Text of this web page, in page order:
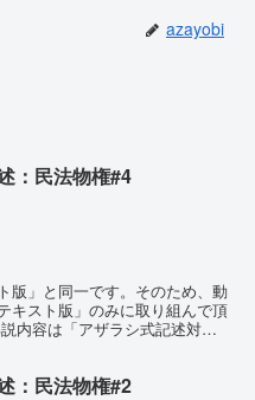
azayobi
：民法物権#4
版」と同一です。そのため、動
キスト版」のみに取り組んで頂
内容は「アザラシ式記述対策
：民法物権#2